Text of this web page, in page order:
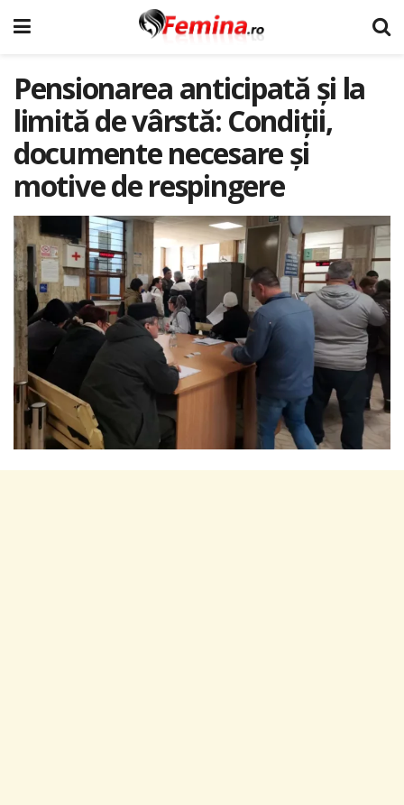
Pensionarea anticipată și la
limită de vârstă: Condiții,
documente necesare și
motive de respingere